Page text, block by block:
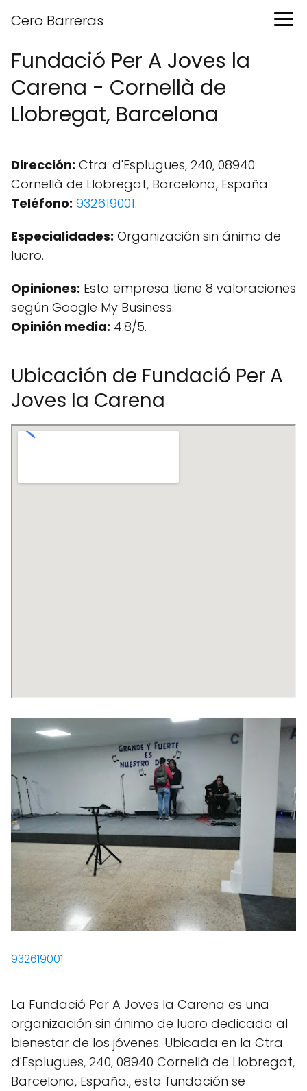
Cero Barreras
Fundació Per A Joves la
Carena - Cornellà de
Llobregat, Barcelona
Dirección: Ctra. d'Esplugues, 240, 08940
Cornellà de Llobregat, Barcelona, España.
Teléfono: 932619001.
Especialidades: Organización sin ánimo de
lucro.
Opiniones: Esta empresa tiene 8 valoraciones
según Google My Business.
Opinión media: 4.8/5.
Ubicación de Fundació Per A
Joves la Carena
932619001
La Fundació Per A Joves la Carena es una
organización sin ánimo de lucro dedicada al
bienestar de los jóvenes. Ubicada en la Ctra.
d'Esplugues, 240, 08940 Cornellà de Llobregat,
Barcelona, España., esta fundación se